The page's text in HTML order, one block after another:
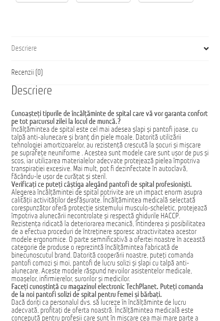
Descriere
Recenzii (0)
Descriere
Cunoașteți tipurile de încălțăminte de spital care vă vor garanta confort
pe tot parcursul zilei la locul de muncă.?
Încălțămintea de spital este cel mai adesea șlapi și pantofi joase, cu
talpă anti-alunecare și branț din piele moale. Datorită utilizării
tehnologiei amortizoarelor, au rezistență crescută la șocuri și mișcare
pe suprafețe neuniforme . Acestea sunt modele care sunt ușor de pus și
scos, iar utilizarea materialelor adecvate protejează pielea împotriva
transpirației excesive. Mai mult, pot fi dezinfectate în autoclavă,
făcându-le ușor de curățat și steril.
Verificați ce puteți câștiga alegând pantofi de spital profesioniști.
Alegerea încălțămintei de spital potrivite are un impact enorm asupra
calității activităților desfășurate. Încălțămintea medicală selectată
corespunzător oferă protecție sistemului musculo-scheletic, protejează
împotriva alunecării necontrolate și respectă ghidurile HACCP.
Rezistența ridicată la deteriorarea mecanică, întinderea și posibilitatea
de a efectua proceduri de întreținere sporesc atractivitatea acestor
modele ergonomice. O parte semnificativă a ofertei noastre în această
categorie de produse o reprezintă încălțămintea fabricată de
binecunoscutul brand. Datorită cooperării noastre, puteți comanda
pantofi comozi și moi, pantofi de lucru solizi și șlapi cu talpă anti-
alunecare. Aceste modele răspund nevoilor asistentelor medicale,
moașelor, infirmierelor, surorilor și medicilor.
Faceți cunoștință cu magazinul electronic TechPlanet. Puteți comanda
de la noi pantofi solizi de spital pentru femei și bărbați.
Dacă doriți ca personalul dvs. să lucreze în încălțăminte de lucru
adecvată, profitați de oferta noastră. Încălțămintea medicală este
concepută pentru profesii care sunt în mișcare cea mai mare parte a